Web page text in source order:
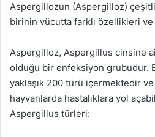
Aspergillozun (Aspergilloz)
birinin vücutta farklı özellikleri ve
Aspergilloz, Aspergillus cinsine
olduğu bir enfeksiyon grubudur.
yaklaşık 200 türü içermektedir ve
hayvanlarda hastalıklara yol
Aspergillus türleri: